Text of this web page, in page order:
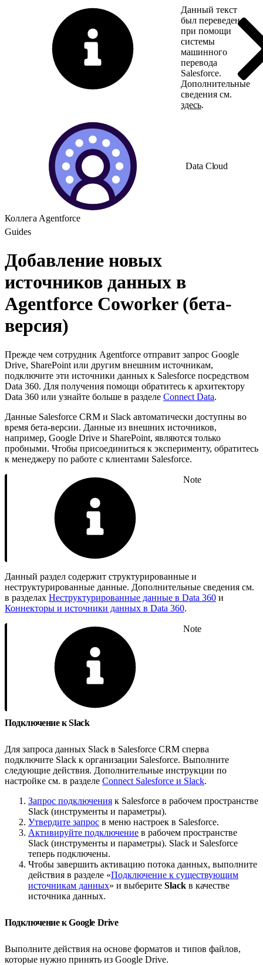
Данный текст
был переведен
при помощи
системы
машинного
перевода
Salesforce.
Дополнительные
сведения см.
здесь.
Data Cloud
Коллега Agentforce
Guides
Добавление новых
источников данных в
Agentforce Coworker (бета-
версия)
Прежде чем сотрудник Agentforce отправит запрос Google
Drive, SharePoint или другим внешним источникам,
подключите эти источники данных к Salesforce посредством
Data 360. Для получения помощи обратитесь к архитектору
Data 360 или узнайте больше в разделе Connect Data.
Данные Salesforce CRM и Slack автоматически доступны во
время бета-версии. Данные из внешних источников,
например, Google Drive и SharePoint, являются только
пробными. Чтобы присоединиться к эксперименту, обратитесь
к менеджеру по работе с клиентами Salesforce.
Note
Данный раздел содержит структурированные и
неструктурированные данные. Дополнительные сведения см.
в разделах Неструктурированные данные в Data 360 и
Коннекторы и источники данных в Data 360.
Note
Подключение к Slack
Для запроса данных Slack в Salesforce CRM сперва
подключите Slack к организации Salesforce. Выполните
следующие действия. Дополнительные инструкции по
настройке см. в разделе Connect Salesforce и Slack.
Запрос подключения к Salesforce в рабочем пространстве
Slack (инструменты и параметры).
Утвердите запрос в меню настроек в Salesforce.
Активируйте подключение в рабочем пространстве
Slack (инструменты и параметры). Slack и Salesforce
теперь подключены.
Чтобы завершить активацию потока данных, выполните
действия в разделе «Подключение к существующим
источникам данных» и выберите Slack в качестве
источника данных.
Подключение к Google Drive
Выполните действия на основе форматов и типов файлов,
которые нужно принять из Google Drive.